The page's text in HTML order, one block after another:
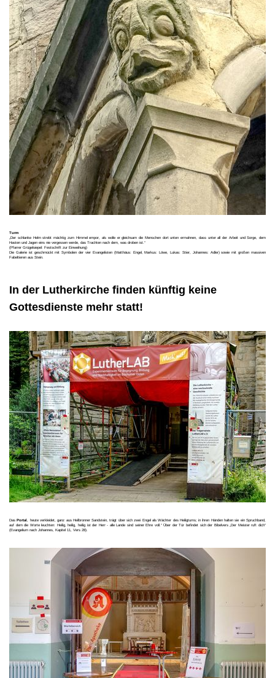
Turm
„Der schlanke Helm strebt mächtig zum Himmel empor, als wolle er gleichsam die Menschen dort unten ermahnen, dass unter all der Arbeit und Sorge, dem
Hasten und Jagen eins nie vergessen werde, das Trachten nach dem, was droben ist.“
(Pfarrer Grügelsiepel: Festschrift zur Einweihung)
Die Galerie ist geschmückt mit Symbolen der vier Evangelisten (Matthäus: Engel, Markus: Löwe, Lukas: Stier, Johannes: Adler) sowie mit großen massiven
Fabeltieren aus Stein.
In der Lutherkirche finden künftig keine
Gottesdienste mehr statt!
DasPortal , heute verkleidet, ganz aus Heilbronner Sandstein, trägt über sich zwei Engel als Wächter des Heiligtums; in ihren Händen halten sie ein Spruchband,
auf dem die Worte leuchten: Heilig, heilig, heilig ist der Herr - alle Lande sind seiner Ehre voll.“ Über der Tür befindet sich der Bibelvers „Der Meister ruft dich“
(Evangelium nach Johannes, Kapitel 11, Vers 28).